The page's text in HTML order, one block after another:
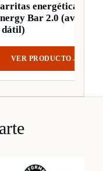
energéticas
Bar 2.0 (avena
dátil)
VER PRODUCTO →